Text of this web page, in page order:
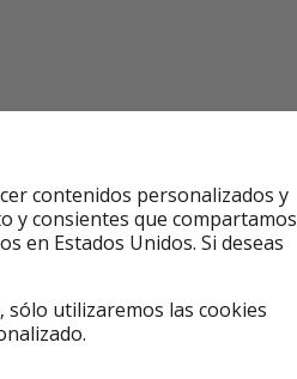
contenidos personalizados y
y consientes que compartamos
en Estados Unidos. Si deseas
sólo utilizaremos las cookies